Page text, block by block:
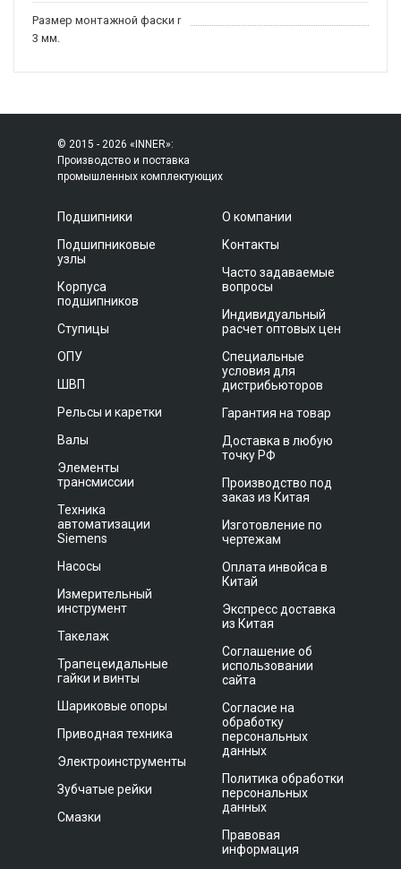
Размер монтажной фаски r
3 мм.
© 2015 - 2026 «INNER»:
Производство и поставка
промышленных комплектующих
Подшипники
Подшипниковые
узлы
Корпуса
подшипников
Ступицы
ОПУ
ШВП
Рельсы и каретки
Валы
Элементы
трансмиссии
Техника
автоматизации
Siemens
Насосы
Измерительный
инструмент
Такелаж
Трапецеидальные
гайки и винты
Шариковые опоры
Приводная техника
Электроинструменты
Зубчатые рейки
Смазки
О компании
Контакты
Часто задаваемые
вопросы
Индивидуальный
расчет оптовых цен
Специальные
условия для
дистрибьюторов
Гарантия на товар
Доставка в любую
точку РФ
Производство под
заказ из Китая
Изготовление по
чертежам
Оплата инвойса в
Китай
Экспресс доставка
из Китая
Соглашение об
использовании
сайта
Согласие на
обработку
персональных
данных
Политика обработки
персональных
данных
Правовая
информация